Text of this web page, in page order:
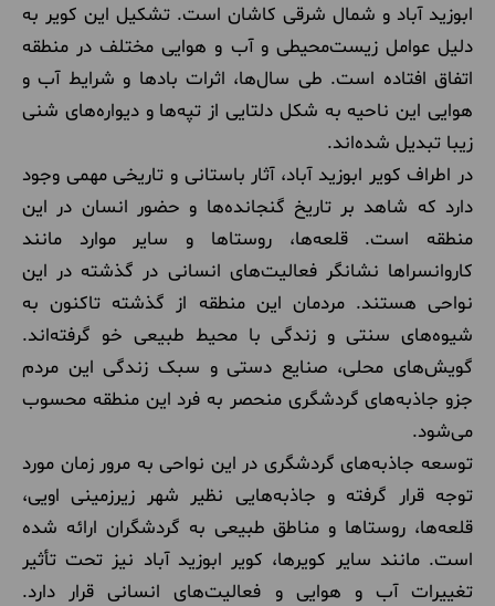
ابوزید آباد و شمال شرقی کاشان است. تشکیل این کویر به
دلیل عوامل زیست‌محیطی و آب و هوایی مختلف در منطقه
اتفاق افتاده است. طی سال‌ها، اثرات بادها و شرایط آب و
هوایی این ناحیه به شکل دلتایی از تپه‌ها و دیواره‌های شنی
زیبا تبدیل شده‌اند.
در اطراف کویر ابوزید آباد، آثار باستانی و تاریخی مهمی وجود
دارد که شاهد بر تاریخ گنجانده‌ها و حضور انسان در این
منطقه است. قلعه‌ها، روستاها و سایر موارد مانند
کاروانسراها نشانگر فعالیت‌های انسانی در گذشته در این
نواحی هستند. مردمان این منطقه از گذشته تاکنون به
شیوه‌های سنتی و زندگی با محیط طبیعی خو گرفته‌اند.
گویش‌های محلی، صنایع دستی و سبک زندگی این مردم
جزو جاذبه‌های گردشگری منحصر به فرد این منطقه محسوب
می‌شود.
توسعه جاذبه‌های گردشگری در این نواحی به مرور زمان مورد
توجه قرار گرفته و جاذبه‌هایی نظیر شهر زیرزمینی اویی،
قلعه‌ها، روستاها و مناطق طبیعی به گردشگران ارائه شده
است. مانند سایر کویرها، کویر ابوزید آباد نیز تحت تأثیر
تغییرات آب و هوایی و فعالیت‌های انسانی قرار دارد.